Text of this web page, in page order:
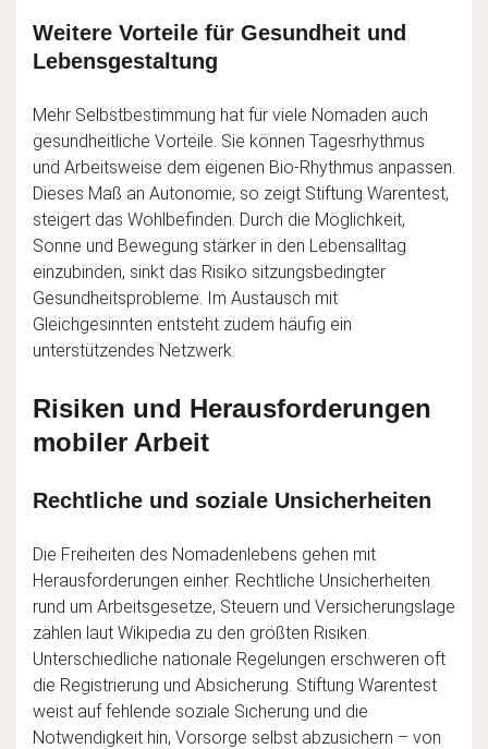
Weitere Vorteile für Gesundheit und
Lebensgestaltung
Mehr Selbstbestimmung hat für viele Nomaden auch
gesundheitliche Vorteile. Sie können Tagesrhythmus
und Arbeitsweise dem eigenen Bio-Rhythmus anpassen.
Dieses Maß an Autonomie, so zeigt Stiftung Warentest,
steigert das Wohlbefinden. Durch die Möglichkeit,
Sonne und Bewegung stärker in den Lebensalltag
einzubinden, sinkt das Risiko sitzungsbedingter
Gesundheitsprobleme. Im Austausch mit
Gleichgesinnten entsteht zudem häufig ein
unterstützendes Netzwerk.
Risiken und Herausforderungen
mobiler Arbeit
Rechtliche und soziale Unsicherheiten
Die Freiheiten des Nomadenlebens gehen mit
Herausforderungen einher. Rechtliche Unsicherheiten
rund um Arbeitsgesetze, Steuern und Versicherungslage
zählen laut Wikipedia zu den größten Risiken.
Unterschiedliche nationale Regelungen erschweren oft
die Registrierung und Absicherung. Stiftung Warentest
weist auf fehlende soziale Sicherung und die
Notwendigkeit hin, Vorsorge selbst abzusichern – von